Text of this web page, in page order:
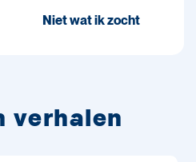
Niet wat ik zocht
verhalen